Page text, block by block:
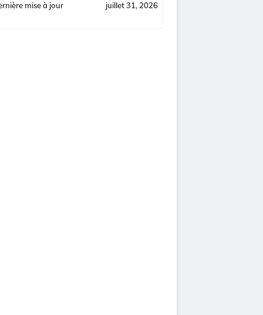
mise à jour juillet 31, 2026